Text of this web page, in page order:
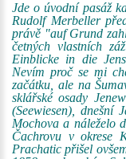
Jde o úvodní pasáž
Rudolf Merbeller
právě "auf Grund
četných vlastních
Einblicke in die
Nevím proč se mi
začátku, ale na
sklářské osady
(Seewiesen),
Mochova a náleželo
Čachrovu v okrese
Prachatic přišel